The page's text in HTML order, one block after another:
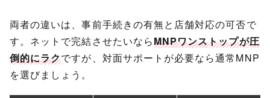
両者の違いは、事前手続きの有無と店舗対応の可否で
す。ネットで完結させたいならMNPワンストップが圧
倒的にラクですが、対面サポートが必要なら通常MNP
を選びましょう。